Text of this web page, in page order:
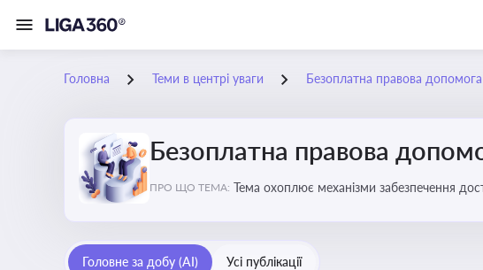
Головна Теми в центрі уваги Безоплатна правова допомога
Безоплатна правова
ПРО ЩО ТЕМА: Тема охоплює механізми забезпечення
Головне за добу (AI) Усі публікації